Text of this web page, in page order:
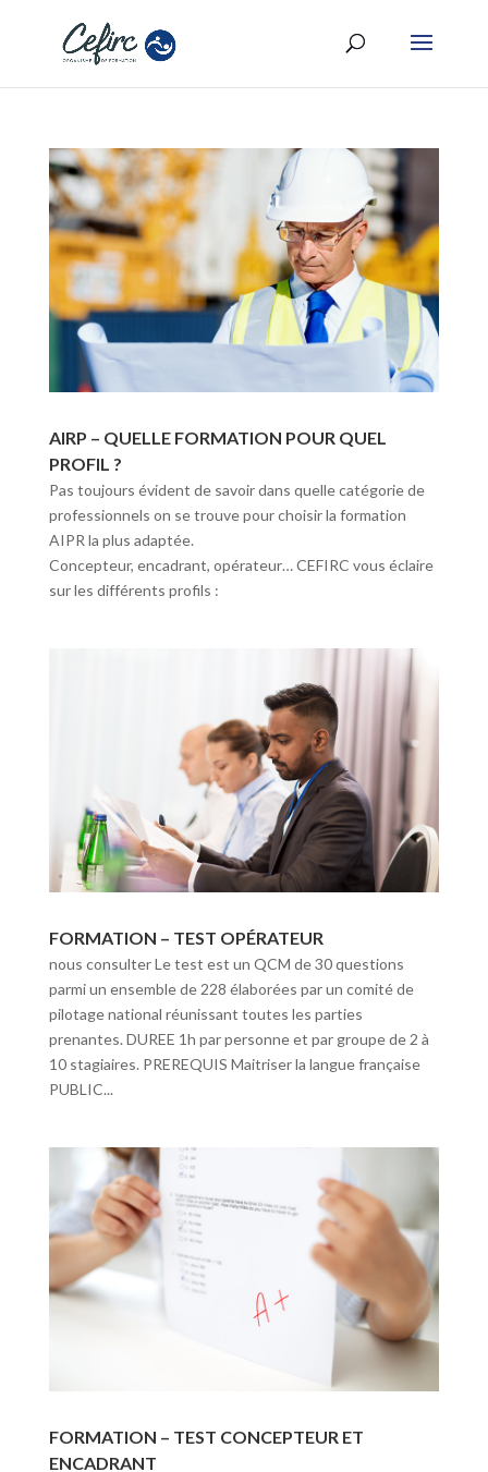
AIRP – QUELLE FORMATION POUR QUEL
PROFIL ?
Pas toujours évident de savoir dans quelle catégorie de
professionnels on se trouve pour choisir la formation
AIPR la plus adaptée.
Concepteur, encadrant, opérateur… CEFIRC vous éclaire
sur les différents profils :
FORMATION – TEST OPÉRATEUR
nous consulter Le test est un QCM de 30 questions
parmi un ensemble de 228 élaborées par un comité de
pilotage national réunissant toutes les parties
prenantes. DUREE 1h par personne et par groupe de 2 à
10 stagiaires. PREREQUIS Maitriser la langue française
PUBLIC...
FORMATION – TEST CONCEPTEUR ET
ENCADRANT